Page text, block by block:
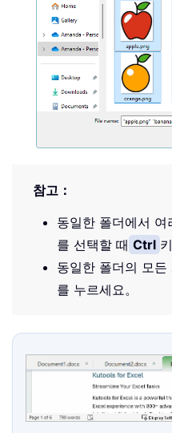
참고：
동일한 폴더에서
를 선택할 때 Ctrl
동일한 폴더의 모든
를 누르세요。